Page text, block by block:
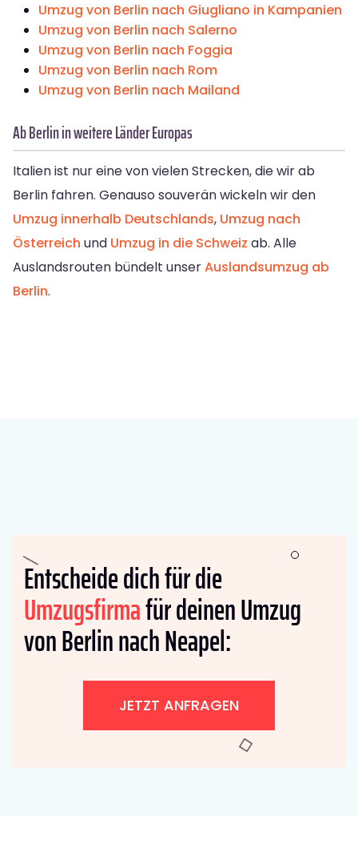
Umzug von Berlin nach Giugliano in Kampanien
Umzug von Berlin nach Salerno
Umzug von Berlin nach Foggia
Umzug von Berlin nach Rom
Umzug von Berlin nach Mailand
Ab Berlin in weitere Länder Europas
Italien ist nur eine von vielen Strecken, die wir ab
Berlin fahren. Genauso souverän wickeln wir den
Umzug innerhalb Deutschlands, Umzug nach
Österreich und Umzug in die Schweiz ab. Alle
Auslandsrouten bündelt unserAuslandsumzug ab
Berlin.
Entscheide dich für die
Umzugsfirmafür deinen Umzug
von Berlin nach Neapel:
JETZT ANFRAGEN